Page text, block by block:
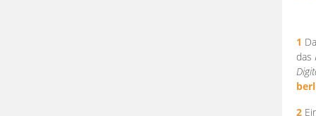
1
das
2